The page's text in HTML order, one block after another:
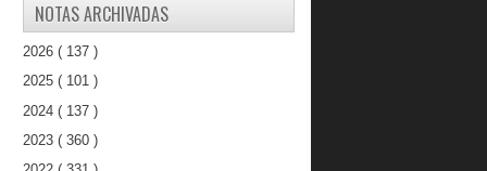
NOTAS ARCHIVADAS
2026 ( 137 )
2025 ( 101 )
2024 ( 137 )
2023 ( 360 )